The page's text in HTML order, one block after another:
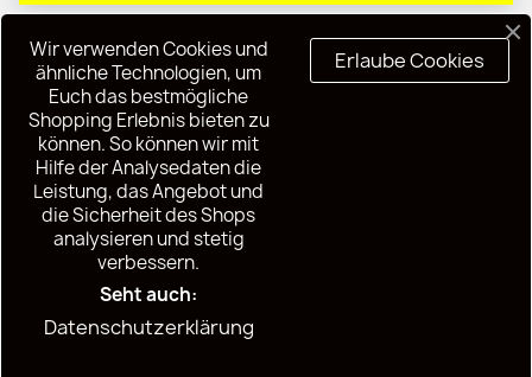
PRODUITS
NOTRE SOCIÉTÉ
VOTRE COMPTE
INFORMATIONS
Wir verwenden Cookies und
ähnliche Technologien, um
Euch das bestmögliche
Shopping Erlebnis bieten zu
können. So können wir mit
Hilfe der Analysedaten die
Leistung, das Angebot und
die Sicherheit des Shops
analysieren und stetig
verbessern.
Seht auch:
Datenschutzerklärung
Erlaube Cookies